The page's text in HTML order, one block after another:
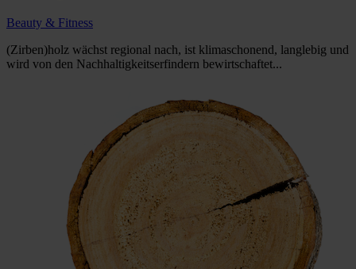
Beauty & Fitness
(Zirben)holz wächst regional nach, ist klimaschonend, langlebig und
wird von den Nachhaltigkeitserfindern bewirtschaftet...